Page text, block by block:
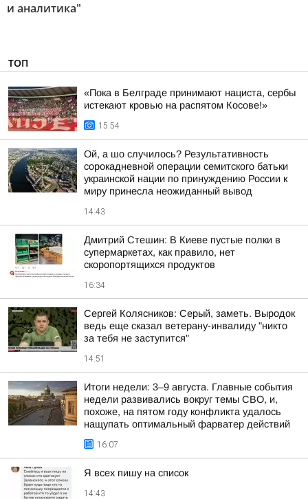
и аналитика"
ТОП
«Пока в Белграде принимают нациста, сербы
истекают кровью на распятом Косове!»
15:54
Ой, а шо случилось? Результативность
сорокадневной операции семитского батьки
украинской нации по принуждению России к
миру принесла неожиданный вывод
14:43
Дмитрий Стешин: В Киеве пустые полки в
супермаркетах, как правило, нет
скоропортящихся продуктов
16:34
Сергей Колясников: Серый, заметь. Выродок
ведь еще сказал ветерану-инвалиду "никто
за тебя не заступится"
14:51
Итоги недели: 3–9 августа. Главные события
недели развивались вокруг темы СВО, и,
похоже, на пятом году конфликта удалось
нащупать оптимальный фарватер действий
16:07
Я всех пишу на список
14:43